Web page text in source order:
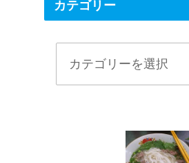
カテゴリー